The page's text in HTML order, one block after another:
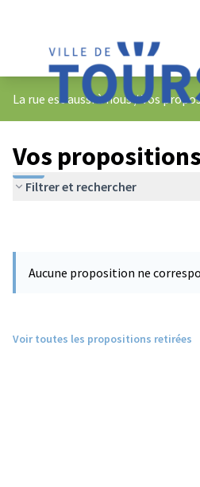
La rue est aussi à nous/Vos
Vos
Filtrer et rechercher
Aucune proposition ne
Voir toutes les propositions retirées